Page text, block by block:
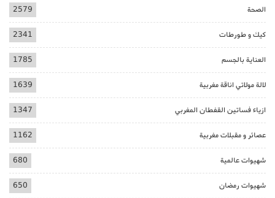
الصحة 2579
كيك و طورطات 2341
العناية بالجسم 1785
لالة مولاتي اناقة مغربية 1639
ازياء فساتين القفطان المغربي 1347
عصائر و مقبلات مغربية 1162
شهيوات عالمية 680
شهيوات رمضان 650